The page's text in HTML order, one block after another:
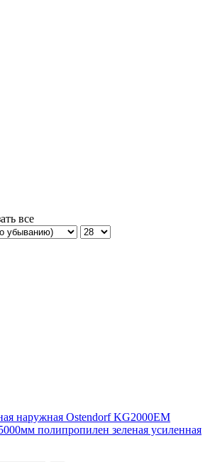
все
наружная Ostendorf KG2000EM
полипропилен зеленая усиленная